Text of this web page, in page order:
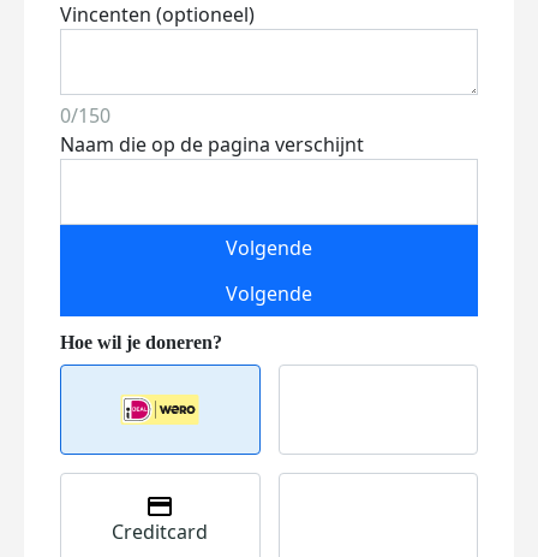
Vincenten (optioneel)
0/150
Naam die op de pagina verschijnt
Volgende
Volgende
Creditcard